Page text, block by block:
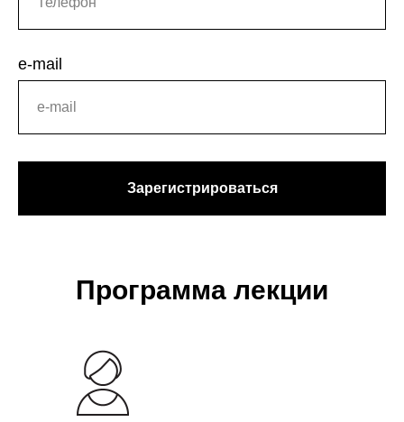
e-mail
Зарегистрироваться
Программа лекции